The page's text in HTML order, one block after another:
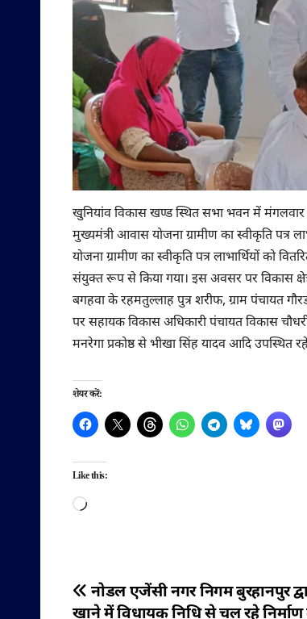
खुनियांव विकास खण्ड स्थित सभा भवन में
मुख्यमंत्री आवास योजना ग्रामीण का स्वीकृति पत्र
योजना ग्रामीण का स्वीकृति पत्र लाभार्थियों को
संयुक्त रूप से किया गया। इस अवसर पर विकास
बगहवा के रहमतुल्लाह पुत्र शरीफ, ग्राम पंचायत
पर सहायक विकास अधिकारी पंचायत विकास
मनरेगा प्रकोष्ठ से भीखा सिंह यादव आदि उपस्थित
शेयर करें:
Like this:
Loading…
पोस्टनोडल एजेंसी नगर निगम बुरहानपुर
खाने में विधायक निधि से चल रहे निर्माण